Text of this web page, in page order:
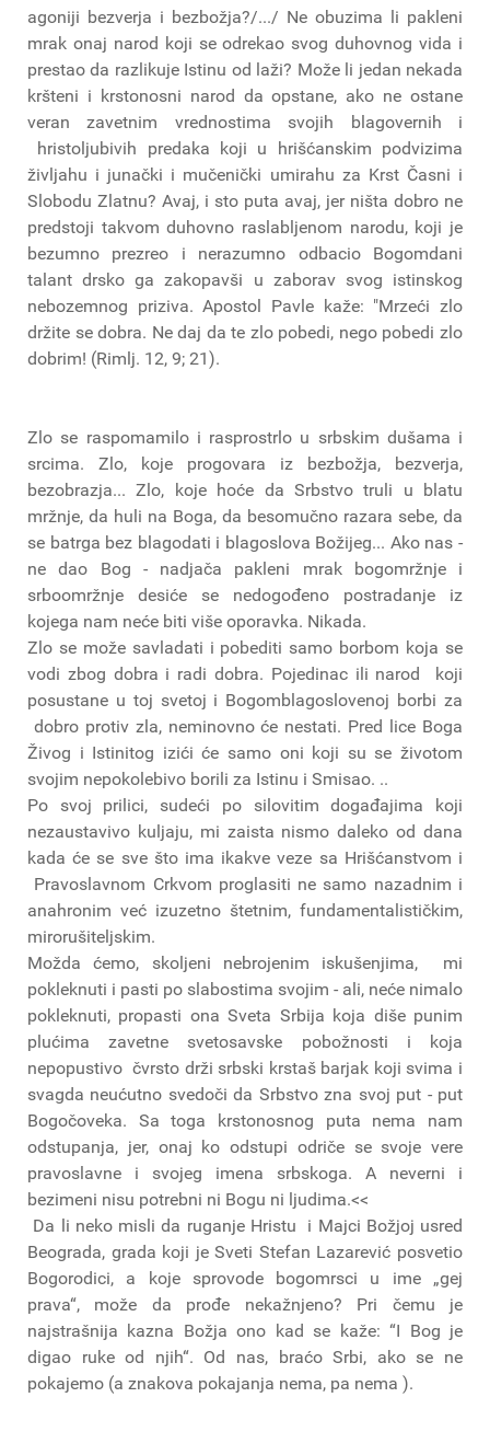
agoniji bezverja i bezbožja?/.../ Ne obuzima li pakleni
mrak onaj narod koji se odrekao svog duhovnog vida i
prestao da razlikuje Istinu od laži? Može li jedan nekada
kršteni i krstonosni narod da opstane, ako ne ostane
veran zavetnim vrednostima svojih blagovernih i
hristoljubivih predaka koji u hrišćanskim podvizima
življahu i junački i mučenički umirahu za Krst Časni i
Slobodu Zlatnu? Avaj, i sto puta avaj, jer ništa dobro ne
predstoji takvom duhovno raslabljenom narodu, koji je
bezumno prezreo i nerazumno odbacio Bogomdani
talant drsko ga zakopavši u zaborav svog istinskog
nebozemnog priziva. Apostol Pavle kaže: "Mrzeći zlo
držite se dobra. Ne daj da te zlo pobedi, nego pobedi zlo
dobrim! (Rimlj. 12, 9; 21).
Zlo se raspomamilo i rasprostrlo u srbskim dušama i
srcima. Zlo, koje progovara iz bezbožja, bezverja,
bezobrazja... Zlo, koje hoće da Srbstvo truli u blatu
mržnje, da huli na Boga, da besomučno razara sebe, da
se batrga bez blagodati i blagoslova Božijeg... Ako nas -
ne dao Bog - nadjača pakleni mrak bogomržnje i
srboomržnje desiće se nedogođeno postradanje iz
kojega nam neće biti više oporavka. Nikada.
Zlo se može savladati i pobediti samo borbom koja se
vodi zbog dobra i radi dobra. Pojedinac ili narod koji
posustane u toj svetoj i Bogomblagoslovenoj borbi za
dobro protiv zla, neminovno će nestati. Pred lice Boga
Živog i Istinitog izići će samo oni koji su se životom
svojim nepokolebivo borili za Istinu i Smisao. ..
Po svoj prilici, sudeći po silovitim događajima koji
nezaustavivo kuljaju, mi zaista nismo daleko od dana
kada će se sve što ima ikakve veze sa Hrišćanstvom i
Pravoslavnom Crkvom proglasiti ne samo nazadnim i
anahronim već izuzetno štetnim, fundamentalističkim,
mirorušiteljskim.
Možda ćemo, skoljeni nebrojenim iskušenjima, mi
pokleknuti i pasti po slabostima svojim - ali, neće nimalo
pokleknuti, propasti ona Sveta Srbija koja diše punim
plućima zavetne svetosavske pobožnosti i koja
nepopustivo čvrsto drži srbski krstaš barjak koji svima i
svagda neućutno svedoči da Srbstvo zna svoj put - put
Bogočoveka. Sa toga krstonosnog puta nema nam
odstupanja, jer, onaj ko odstupi odriče se svoje vere
pravoslavne i svojeg imena srbskoga. A neverni i
bezimeni nisu potrebni ni Bogu ni ljudima.<<
Da li neko misli da ruganje Hristu i Majci Božjoj usred
Beograda, grada koji je Sveti Stefan Lazarević posvetio
Bogorodici, a koje sprovode bogomrsci u ime „gej
prava“, može da prođe nekažnjeno? Pri čemu je
najstrašnija kazna Božja ono kad se kaže: “I Bog je
digao ruke od njih“. Od nas, braćo Srbi, ako se ne
pokajemo (a znakova pokajanja nema, pa nema ).